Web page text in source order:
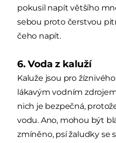
pokusil napít většího
sebou proto čerstvou
čeho napít.
6. Voda z kaluží
Kaluže jsou pro
lákavým vodním
nich je bezpečná,
vodu. Ano, mohou být
zmíněno, psí žaludky se